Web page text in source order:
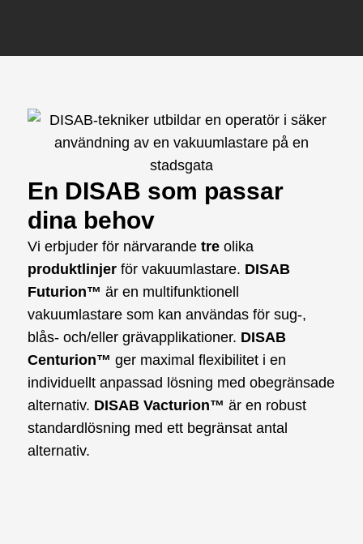
En DISAB som passar
dina behov
Vi erbjuder för närvarande tre olika
produktlinjerför vakuumlastare. DISAB
Futurion™ är en multifunktionell
vakuumlastare som kan användas för sug-,
blås- och/eller grävapplikationer. DISAB
Centurion™ ger maximal flexibilitet i en
individuellt anpassad lösning med obegränsade
alternativ. DISAB Vacturion™ är en robust
standardlösning med ett begränsat antal
alternativ.